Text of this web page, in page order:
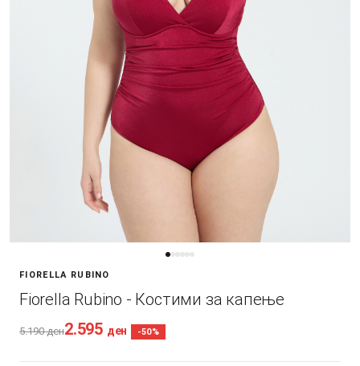
FIORELLA RUBINO
Fiorella Rubino - Костими за капење
5.190ден2.595 ден -50%